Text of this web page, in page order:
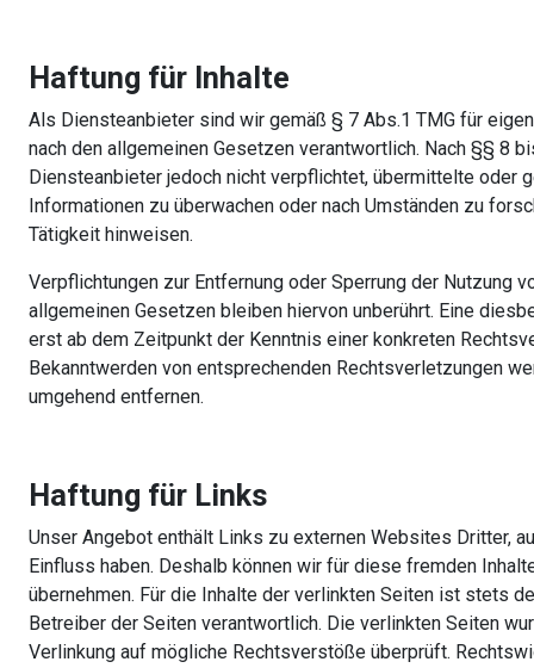
Haftung für Inhalte
Als Diensteanbieter sind wir gemäß § 7 Abs.1 TMG für
nach den allgemeinen Gesetzen verantwortlich. Nach §§ 8
Diensteanbieter jedoch nicht verpflichtet, übermittelte oder
Informationen zu überwachen oder nach Umständen zu
Tätigkeit hinweisen.
Verpflichtungen zur Entfernung oder Sperrung der Nutzung
allgemeinen Gesetzen bleiben hiervon unberührt. Eine
erst ab dem Zeitpunkt der Kenntnis einer konkreten
Bekanntwerden von entsprechenden Rechtsverletzungen
umgehend entfernen.
Haftung für Links
Unser Angebot enthält Links zu externen Websites Dritter,
Einfluss haben. Deshalb können wir für diese fremden
übernehmen. Für die Inhalte der verlinkten Seiten ist stets
Betreiber der Seiten verantwortlich. Die verlinkten Seiten
Verlinkung auf mögliche Rechtsverstöße überprüft.